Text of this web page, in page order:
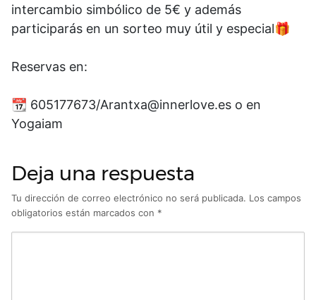
intercambio simbólico de 5€ y además
participarás en un sorteo muy útil y especial🎁
Reservas en:
📆 605177673/Arantxa@innerlove.es o en
Yogaiam
Deja una respuesta
Tu dirección de correo electrónico no será publicada. Los campos
obligatorios están marcados con *